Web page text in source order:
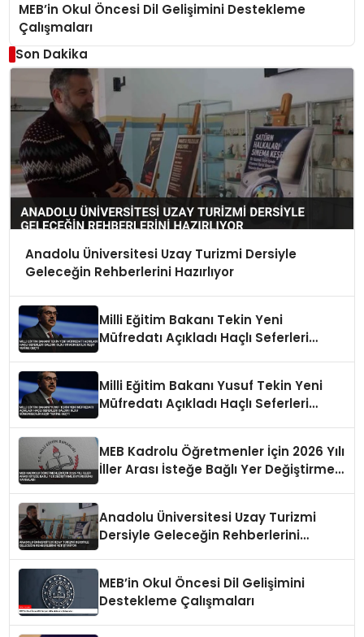
MEB’in Okul Öncesi Dil Gelişimini Destekleme
Çalışmaları
Son Dakika
Anadolu Üniversitesi Uzay Turizmi Dersiyle
Geleceğin Rehberlerini Hazırlıyor
Milli Eğitim Bakanı Tekin Yeni
Müfredatı Açıkladı Haçlı Seferleri
Milli Eğitim Bakanı Yusuf Tekin Yeni
Müfredatı Açıkladı Haçlı Seferleri
MEB Kadrolu Öğretmenler İçin 2026 Yılı
İller Arası İsteğe Bağlı Yer Değiştirme
Anadolu Üniversitesi Uzay Turizmi
Dersiyle Geleceğin Rehberlerini
MEB’in Okul Öncesi Dil Gelişimini
Destekleme Çalışmaları